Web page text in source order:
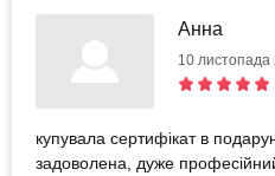
Анна
10 листопада
купувала сертифікат в
задоволена, дуже